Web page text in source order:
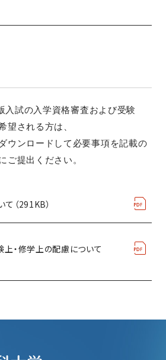
入試の入学資格審査および受験
望される方は、
ウンロードして必要事項を記載の
ご提出ください。
（291KB）
・修学上の配慮について